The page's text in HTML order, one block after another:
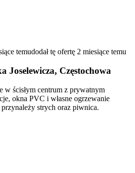
temudodał tę ofertę 2 miesiące temu
Joselewicza, Częstochowa
w ścisłym centrum z prywatnym
okna PVC i własne ogrzewanie
strych oraz piwnica.